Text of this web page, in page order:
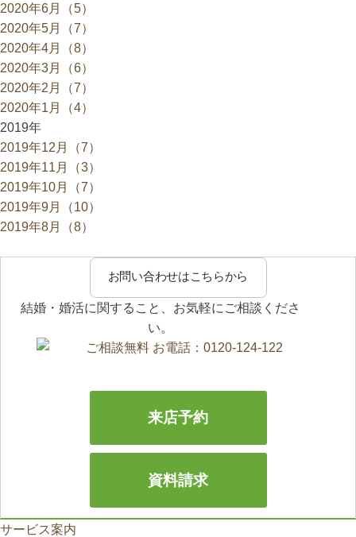
2020年6月（5）
2020年5月（7）
2020年4月（8）
2020年3月（6）
2020年2月（7）
2020年1月（4）
2019年
2019年12月（7）
2019年11月（3）
2019年10月（7）
2019年9月（10）
2019年8月（8）
お問い合わせはこちらから
結婚・婚活に関すること、お気軽にご相談くださ
い。
来店予約
資料請求
サービス案内